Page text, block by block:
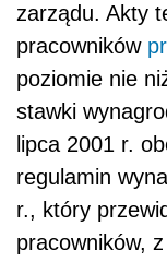
zarządu. Akty
pracowników
poziomie nie
stawki
lipca 2001 r.
regulamin
r., który
pracowników,